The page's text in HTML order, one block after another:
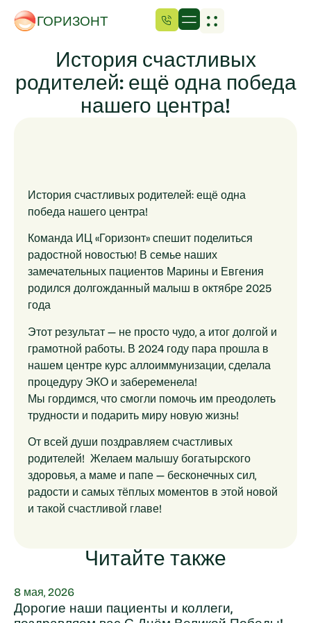
ГОРИЗОНТ
История счастливых
родителей: ещё одна победа
нашего центра!
История счастливых родителей: ещё одна
победа нашего центра!
Команда ИЦ «Горизонт» спешит поделиться
радостной новостью! В семье наших
замечательных пациентов Марины и Евгения
родился долгожданный малыш в октябре 2025
года
Этот результат — не просто чудо, а итог долгой и
грамотной работы. В 2024 году пара прошла в
нашем центре курс аллоиммунизации, сделала
процедуру ЭКО и забеременела!
Мы гордимся, что смогли помочь им преодолеть
трудности и подарить миру новую жизнь!
От всей души поздравляем счастливых
родителей! Желаем малышу богатырского
здоровья, а маме и папе — бесконечных сил,
радости и самых тёплых моментов в этой новой
и такой счастливой главе!
Читайте также
8 мая, 2026
Дорогие наши пациенты и коллеги,